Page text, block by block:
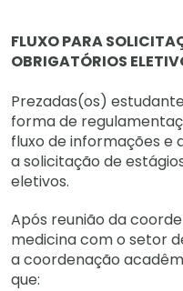
FLUXO PARA
OBRIGATÓRIOS
Prezadas(os)
forma de
fluxo de informações e
a solicitação de
eletivos.
Após reunião da
medicina com o setor
a coordenação
que: